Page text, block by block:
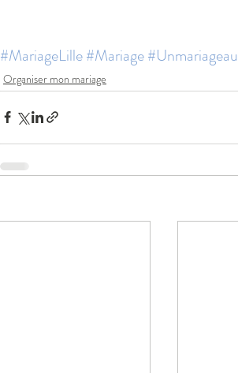
#MariageLille#Mariage
Organiser mon mariage